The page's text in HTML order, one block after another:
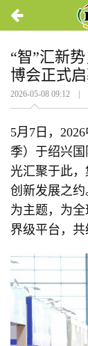
“智”汇新
博会正式
2026-05-08 09:12 |
5月7日，
季）于绍兴
光汇聚于此
创新发展之
为主题，为
界级平台，共